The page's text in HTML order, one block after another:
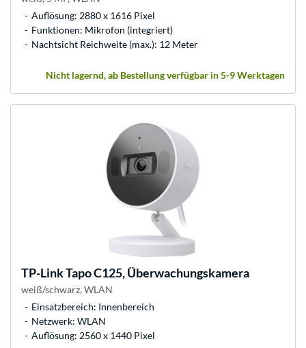
Auflösung: 2880 x 1616 Pixel
Funktionen: Mikrofon (integriert)
Nachtsicht Reichweite (max.): 12 Meter
Nicht lagernd, ab Bestellung verfügbar in 5-9 Werktagen
TP-LinkTapo C125, Überwachungskamera
weiß/schwarz, WLAN
Einsatzbereich: Innenbereich
Netzwerk: WLAN
Auflösung: 2560 x 1440 Pixel